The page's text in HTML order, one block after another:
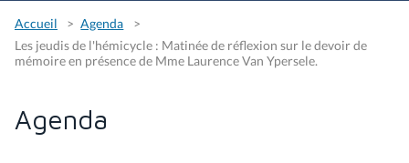
Accueil
Agenda
Les jeudis de l'hémicycle : Matinée de réflexion sur le devoir de
mémoire en présence de Mme Laurence Van Ypersele.
Agenda